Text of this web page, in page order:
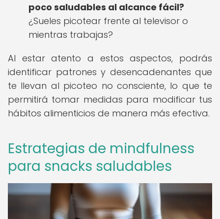
poco saludables al alcance fácil?
¿Sueles picotear frente al televisor o
mientras trabajas?
Al estar atento a estos aspectos, podrás
identificar patrones y desencadenantes que
te llevan al picoteo no consciente, lo que te
permitirá tomar medidas para modificar tus
hábitos alimenticios de manera más efectiva.
Estrategias de mindfulness
para snacks saludables